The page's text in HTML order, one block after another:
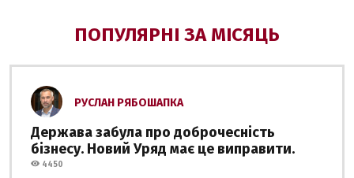
ПОПУЛЯРНІ ЗА МІСЯЦЬ
РУСЛАН РЯБОШАПКА
Держава забула про доброчесність
бізнесу. Новий Уряд має це виправити.
4450